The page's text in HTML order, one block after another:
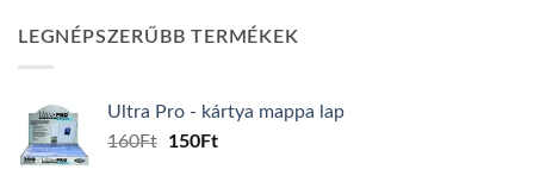
LEGNÉPSZERŰBB TERMÉKEK
Ultra Pro - kártya mappa lap
160Ft
Original
150FtCurrent